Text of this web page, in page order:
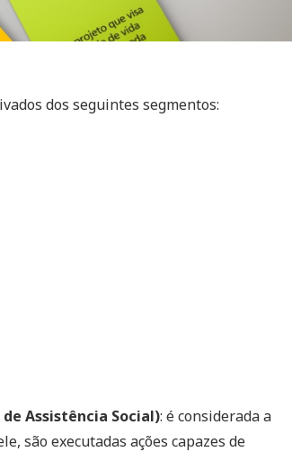
dos seguintes segmentos:
Assistência Social): é considerada a
são executadas ações capazes de